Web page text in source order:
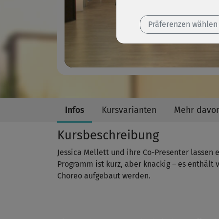
Infos Kursvarianten Mehr
Kursbeschreibung
Jessica Mellett und ihre Co-Presenter
Programm ist kurz, aber knackig – es
Choreo aufgebaut werden.
Präferenzen wählen